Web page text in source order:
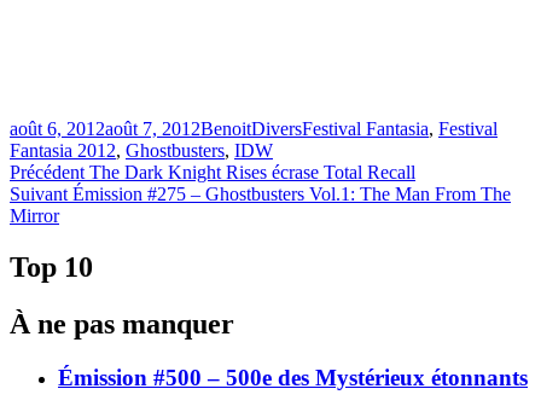
Publié
le
août 6, 2012août 7, 2012BenoitCatégories
DiversÉtiquettes
Festival Fantasia, Festival
Fantasia 2012, Ghostbusters, IDW
Navigation
de
Précédent Article
précédent :
The Dark Knight Rises écrase Total Recall
Suivant Article
Émission #275 – Ghostbusters Vol.1: The Man From The
Mirror
Top 10
À ne pas manquer
Émission #500 – 500e des Mystérieux étonnants